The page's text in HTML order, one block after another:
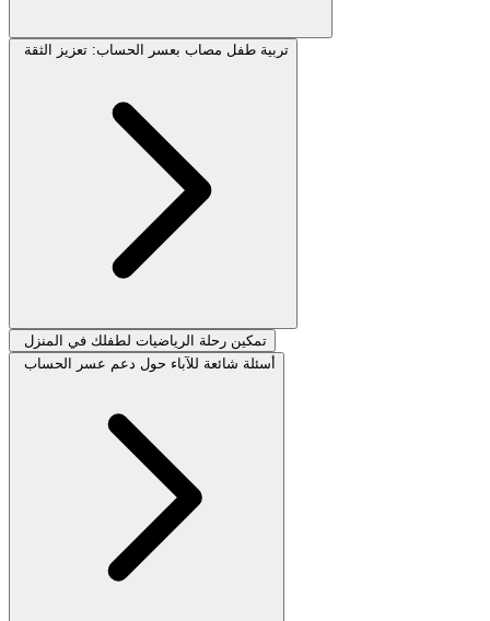
تربية طفل مصاب بعسر الحساب: تعزيز الثقة
تمكين رحلة الرياضيات لطفلك في المنزل
أسئلة شائعة للآباء حول دعم عسر الحساب